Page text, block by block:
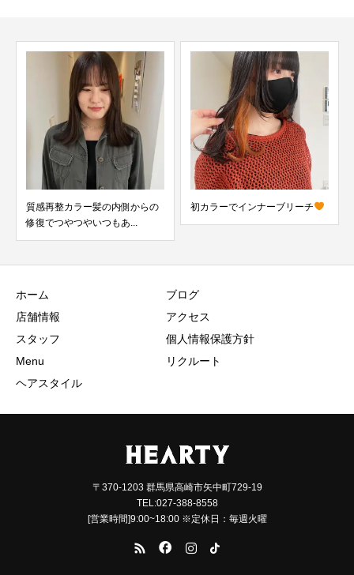
初カラーでインナーブリーチ
髪質改善ストレートをしてサラ
サラボブに‪...
ホーム
店舗情報
スタッフ
Menu
ヘアスタイル
ブログ
アクセス
個人情報保護方針
リクルート
〒370-1203 群馬県高崎市矢中町729-19
TEL:027-388-8558
[営業時間]9:00~18:00 ※定休日：毎週火曜